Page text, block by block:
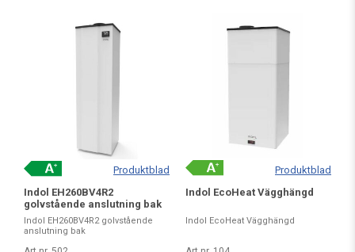
Produktblad
Indol EH260BV4R2
golvstående anslutning bak
Indol EH260BV4R2 golvstående
anslutning bak
Produktblad
Indol EcoHeat Vägghängd
Indol EcoHeat Vägghängd